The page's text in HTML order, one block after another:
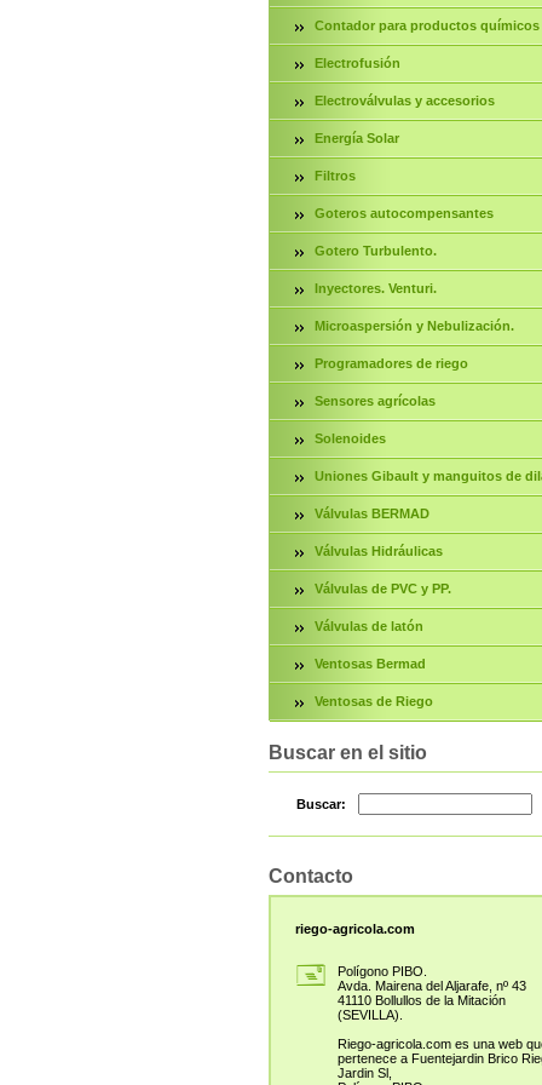
Contador para productos químicos
Electrofusión
Electroválvulas y accesorios
Energía Solar
Filtros
Goteros autocompensantes
Gotero Turbulento.
Inyectores. Venturi.
Microaspersión y Nebulización.
Programadores de riego
Sensores agrícolas
Solenoides
Uniones Gibault y manguitos de
Válvulas BERMAD
Válvulas Hidráulicas
Válvulas de PVC y PP.
Válvulas de latón
Ventosas Bermad
Ventosas de Riego
Buscar en el sitio
Buscar:
Contacto
riego-agricola.com
Polígono PIBO.
Avda. Mairena del Aljarafe, nº 43
41110 Bollullos de la Mitación
(SEVILLA).
Riego-agricola.com es una web
pertenece a Fuentejardin Brico
Jardin Sl,